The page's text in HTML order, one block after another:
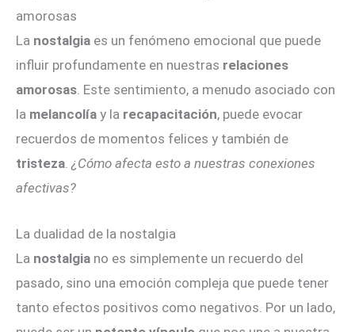
amorosas
La nostalgia es un fenómeno emocional que puede
influir profundamente en nuestras relaciones
amorosas . Este sentimiento, a menudo asociado con
la melancolía y la recapacitación, puede evocar
recuerdos de momentos felices y también de
tristeza ¿Cómo afecta esto a nuestras conexiones
afectivas?
La dualidad de la nostalgia
La nostalgia no es simplemente un recuerdo del
pasado, sino una emoción compleja que puede tener
tanto efectos positivos como negativos. Por un lado,